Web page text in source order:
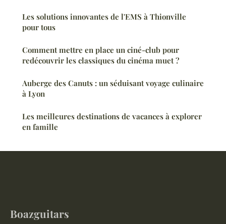
Les solutions innovantes de l'EMS à Thionville
pour tous
Comment mettre en place un ciné-club pour
redécouvrir les classiques du cinéma muet ?
Auberge des Canuts : un séduisant voyage culinaire
à Lyon
Les meilleures destinations de vacances à explorer
en famille
Boazguitars